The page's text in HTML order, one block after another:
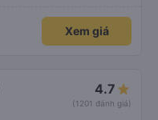
Xem giá
4.7
(1201 đánh giá)